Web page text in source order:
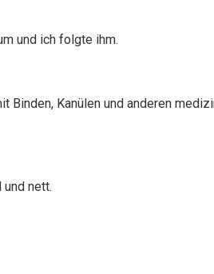
und ich folgte ihm.
Binden, Kanülen und anderen
nett.